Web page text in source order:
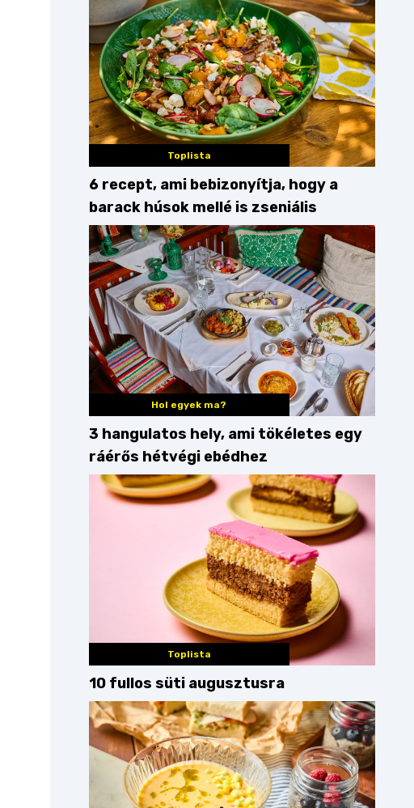
Toplista
6 recept, ami bebizonyítja, hogy a
barack húsok mellé is zseniális
Hol egyek ma?
3 hangulatos hely, ami tökéletes egy
ráérős hétvégi ebédhez
Toplista
10 fullos süti augusztusra